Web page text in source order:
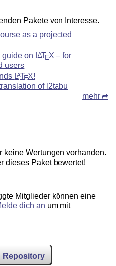
Pakete von Interesse.
as a projected
guide on LATEX – for
users
LATEX!
of l2tabu
mehr
keine Wertungen vorhanden.
dieses Paket bewertet!
Mitglieder können eine
dich an um mit
Repository